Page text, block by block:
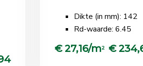
Dikte (in mm): 142
Rd-waarde: 6.45
€ 27,16/m2 €